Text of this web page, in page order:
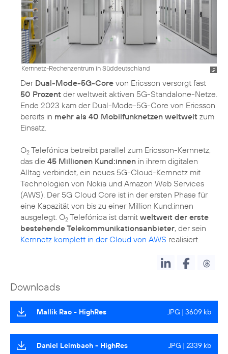
Kernnetz-Rechenzentrum in Süddeutschland
Der Dual-Mode-5G-Core von Ericsson versorgt fast
50 Prozent der weltweit aktiven 5G-Standalone-Netze.
Ende 2023 kam der Dual-Mode-5G-Core von Ericsson
bereits in mehr als 40 Mobilfunknetzen weltweit zum
Einsatz.
O2 Telefónica betreibt parallel zum Ericsson-Kernnetz,
das die 45 Millionen Kund:innen in ihrem digitalen
Alltag verbindet, ein neues 5G-Cloud-Kernnetz mit
Technologien von Nokia und Amazon Web Services
(AWS). Der 5G Cloud Core ist in der ersten Phase für
eine Kapazität von bis zu einer Million Kund:innen
ausgelegt. O2 Telefónica ist damit weltweit der erste
bestehende Telekommunikationsanbieter, der sein
Kernnetz komplett in der Cloud von AWS realisiert.
Downloads
Mallik Rao - HighRes JPG | 3609 kb
Daniel Leimbach - HighRes JPG | 2339 kb